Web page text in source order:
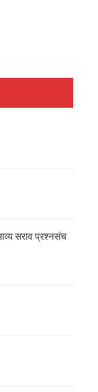
सराव प्रश्नसंच